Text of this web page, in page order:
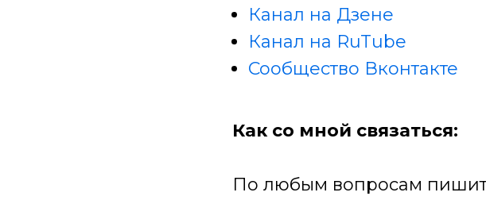
Канал на Дзене
Канал на RuTube
Сообщество Вконтакте
Как со мной связаться:
По любым вопросам